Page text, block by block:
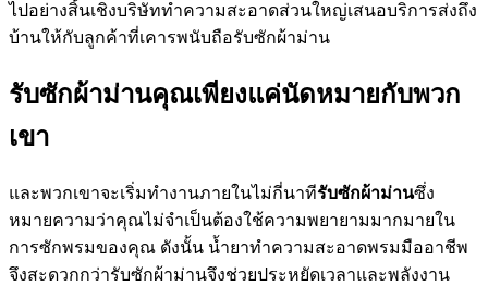
ไปอย่างสิ้นเชิงบริษัททำความสะอาดส่วนใหญ่เสนอบริการส่งถึง
บ้านให้กับลูกค้าที่เคารพนับถือรับซักผ้าม่าน
รับซักผ้าม่านคุณเพียงแค่นัดหมายกับพวก
เขา
และพวกเขาจะเริ่มทำงานภายในไม่กี่นาทีรับซักผ้าม่านซึ่ง
หมายความว่าคุณไม่จำเป็นต้องใช้ความพยายามมากมายใน
การซักพรมของคุณ ดังนั้น น้ำยาทำความสะอาดพรมมืออาชีพ
จึงสะดวกกว่ารับซักผ้าม่านจึงช่วยประหยัดเวลาและพลังงาน